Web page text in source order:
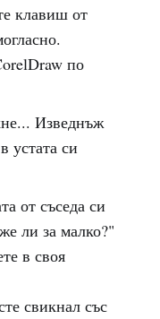
клавиш от
по
Изведнъж
устата си
от съседа си
ли за малко?"
в своя
свикнал със